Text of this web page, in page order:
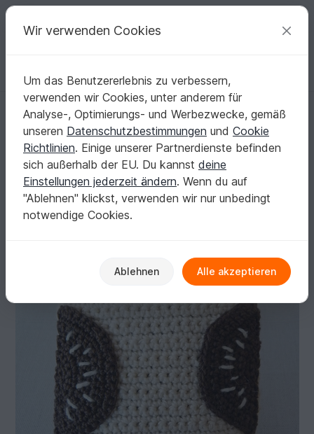
Deine kreativen Ideen
Deutsch | € (EUR) einloggen Kostenlos registrieren
Startseite Häkeln Taschen Weitere Taschen
E-Book - Handytasche - iPhone - Eule - DIY- Eulentäschchen - No.17
E-Book - Handytasche - iPhone - Eule - DIY-
Eulentäschchen - No.17
Wir verwenden Cookies
Um das Benutzererlebnis zu verbessern,
verwenden wir Cookies, unter anderem für
Analyse-, Optimierungs- und Werbezwecke, gemäß
unseren Datenschutzbestimmungen und Cookie
Richtlinien. Einige unserer Partnerdienste befinden
sich außerhalb der EU. Du kannst deine
Einstellungen jederzeit ändern. Wenn du auf
"Ablehnen" klickst, verwenden wir nur unbedingt
notwendige Cookies.
Ablehnen Alle akzeptieren